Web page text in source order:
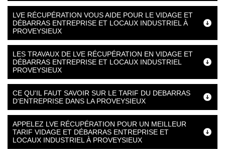
LVE RÉCUPÉRATION VOUS AIDE POUR LE VIDAGE ET
DÉBARRAS ENTREPRISE ET LOCAUX INDUSTRIEL À
PROVEYSIEUX
LES TRAVAUX DE LVE RÉCUPÉRATION EN VIDAGE ET
DÉBARRAS ENTREPRISE ET LOCAUX INDUSTRIEL
PROVEYSIEUX
CE QU'IL FAUT SAVOIR SUR LE TARIF DU DEBARRAS
D'ENTREPRISE DANS LA PROVEYSIEUX
APPELEZ LVE RÉCUPÉRATION POUR UN MEILLEUR
TARIF VIDAGE ET DÉBARRAS ENTREPRISE ET
LOCAUX INDUSTRIEL À PROVEYSIEUX